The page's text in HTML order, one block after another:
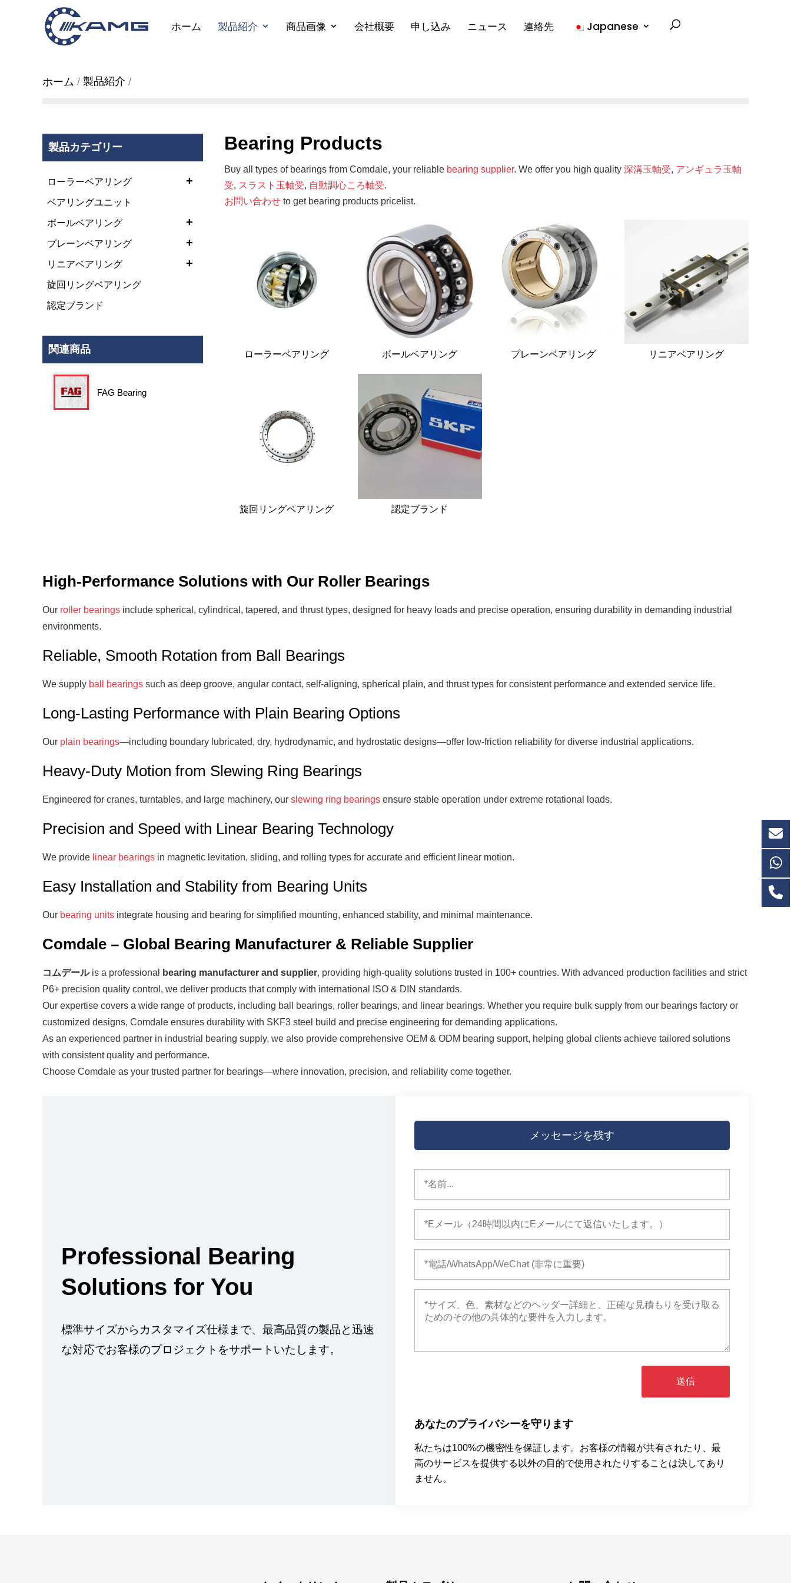
ホーム 製品紹介 商品画像 会社概要 申し込み ニュース 連絡先 Japanese
ホーム 製品紹介
製品カテゴリー
+
ローラーベアリング
ベアリングユニット
+
ボールベアリング
+
プレーンベアリング
+
リニアベアリング
旋回リングベアリング
認定ブランド
関連商品
FAG Bearing
Bearing Products
Buy all types of bearings from Comdale, your reliable bearing supplier. We offer you high quality 深溝玉軸受, アンギュラ玉軸
受, スラスト玉軸受, 自動調心ころ軸受.
お問い合わせ to get bearing products pricelist.
ローラーベアリング ボールベアリング プレーンベアリング リニアベアリング
旋回リングベアリング 認定ブランド
High-Performance Solutions with Our Roller Bearings
Our roller bearings include spherical, cylindrical, tapered, and thrust types, designed for heavy loads and precise operation, ensuring durability in demanding industrial
environments.
Reliable, Smooth Rotation from Ball Bearings
We supply ball bearings such as deep groove, angular contact, self-aligning, spherical plain, and thrust types for consistent performance and extended service life.
Long-Lasting Performance with Plain Bearing Options
Our plain bearings—including boundary lubricated, dry, hydrodynamic, and hydrostatic designs—offer low-friction reliability for diverse industrial applications.
Heavy-Duty Motion from Slewing Ring Bearings
Engineered for cranes, turntables, and large machinery, our slewing ring bearings ensure stable operation under extreme rotational loads.
Precision and Speed with Linear Bearing Technology
We provide linear bearings in magnetic levitation, sliding, and rolling types for accurate and efficient linear motion.
Easy Installation and Stability from Bearing Units
Our bearing units integrate housing and bearing for simplified mounting, enhanced stability, and minimal maintenance.
Comdale – Global Bearing Manufacturer & Reliable Supplier
コムデールis a professional bearing manufacturer and supplier, providing high-quality solutions trusted in 100+ countries. With advanced production facilities and strict
P6+ precision quality control , we deliver products that comply with international ISO & DIN standards.
Our expertise covers a wide range of products, including ball bearings, roller bearings, and linear bearings. Whether you require bulk supply from our bearings factory or
customized designs, Comdale ensures durability with SKF3 steel build and precise engineering for demanding applications.
As an experienced partner in industrial bearing supply, we also provide comprehensive OEM & ODM bearing support, helping global clients achieve tailored solutions
with consistent quality and performance.
Choose Comdale as your trusted partner for bearings—where innovation, precision, and reliability come together.
Professional Bearing
Solutions for You
標準サイズからカスタマイズ仕様まで、最高品質の製品と迅速
な対応でお客様のプロジェクトをサポートいたします。
メッセージを残す
送信
あなたのプライバシーを守ります
私たちは100%の機密性を保証します。お客様の情報が共有されたり、最
高のサービスを提供する以外の目的で使用されたりすることは決してあり
ません。